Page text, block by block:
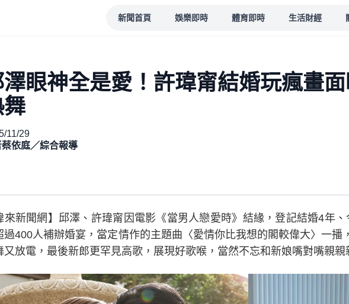
新聞首頁 娛樂即時 體育即時 生活財經
澤眼神全是愛！許瑋甯結婚玩瘋畫
11/29
依庭／綜合報導
來新聞網】邱澤、許瑋甯因電影《當男人戀愛時》結緣，登記結婚4年
過400人補辦婚宴，當定情作的主題曲〈愛情你比我想的閣較偉大〉一
又放電，最後新郎更罕見高歌，展現好歌喉，當然不忘和新娘嘴對嘴親親